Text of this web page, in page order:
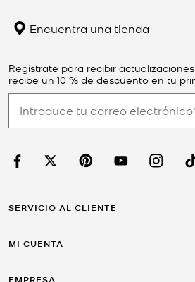
Encuentra una tienda
Regístrate para recibir
recibe un 10 % de descuento en tu
SERVICIO AL CLIENTE
MI CUENTA
EMPRESA